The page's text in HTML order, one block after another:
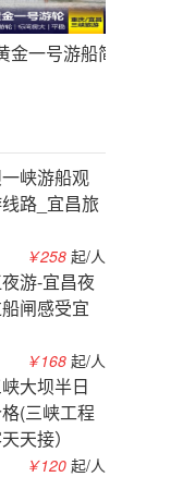
船简介_凯娜游轮预定
金一号游船简介_黄金
峡游船观
路_宜昌旅
￥258起/人
游-宜昌夜
闸感受宜
￥168起/人
大坝半日
(三峡工程
天接）
￥120起/人